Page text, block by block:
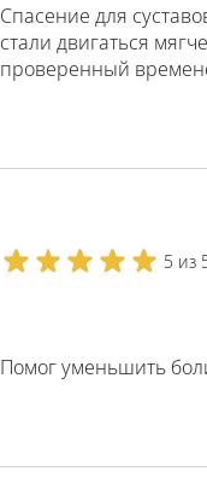
Спасение для
стали двигаться
проверенный
5 из
Помог уменьшить